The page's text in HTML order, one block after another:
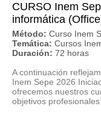
CURSO Inem
informática
Método: Curso Inem
Temática: Cursos
Duración: 72 horas
A continuación
Inem Sepe 2026
ofrecemos nuestros
objetivos